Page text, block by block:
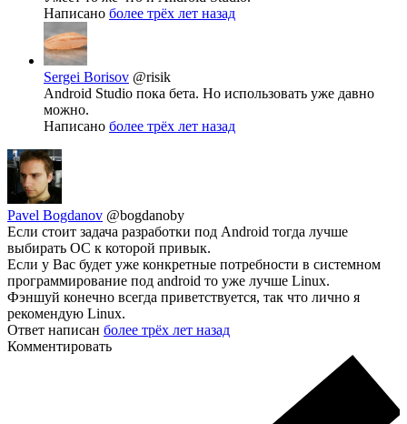
Написано более трёх лет назад
Sergei Borisov @risik
Android Studio пока бета. Но использовать уже давно
можно.
Написано более трёх лет назад
Pavel Bogdanov @bogdanoby
Если стоит задача разработки под Android тогда лучше
выбирать ОС к которой привык.
Если у Вас будет уже конкретные потребности в системном
программирование под android то уже лучше Linux.
Фэншуй конечно всегда приветствуется, так что лично я
рекомендую Linux.
Ответ написан более трёх лет назад
Комментировать